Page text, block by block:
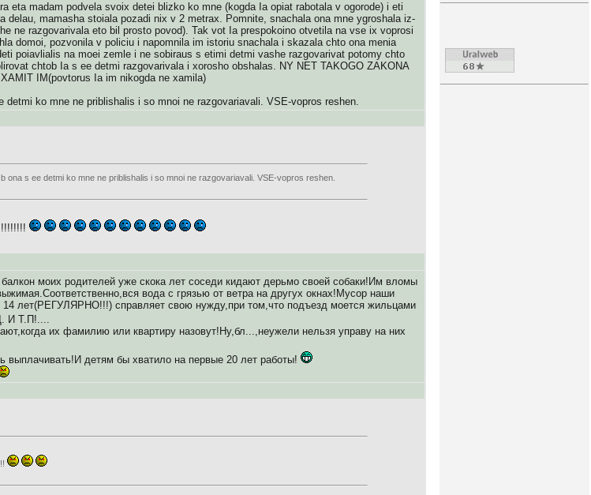
eta madam podvela svoix detei blizko ko mne (kogda Ia opiat rabotala v ogorode) i eti
mamasha stoiala pozadi nix v 2 metrax. Pomnite, snachala ona mne ygroshala iz-
ne razgovarivala eto bil prosto povod). Tak vot Ia prespokoino otvetila na vse ix voprosi
domoi, pozvonila v policiu i napomnila im istoriu snachala i skazala chto ona menia
poiavlialis na moei zemle i ne sobiraus s etimi detmi vashe razgovarivat potomy chto
chtob Ia s ee detmi razgovarivala i xorosho obshalas. NY NET TAKOGO ZAKONA
IM(povtorus Ia im nikogda ne xamila)
ko mne ne priblishalis i so mnoi ne razgovariavali. VSE-vopros reshen.
ona s ee detmi ko mne ne priblishalis i so mnoi ne razgovariavali. VSE-vopros reshen.
моих родителей уже скока лет соседи кидают дерьмо своей собаки!Им вломы
вода с грязью от ветра на другух окнах!Мусор наши
лет(РЕГУЛЯРНО!!!) справляет свою нужду,при том,что подъезд моется жильцами
И Т.П!....
их фамилию или квартиру назовут!Ну,бл...,неужели нельзя управу на них
детям бы хватило на первые 20 лет работы!